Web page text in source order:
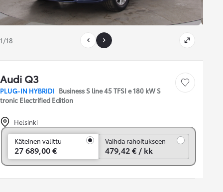
1/18
Audi Q3
PLUG-IN HYBRIDI Business S line 45 TFSI e 180 kW S
tronic Electrified Edition
Tallenna auto
Helsinki
Käteinen valittu
27 689,00 €
Vaihda rahoitukseen
479,42 € / kk